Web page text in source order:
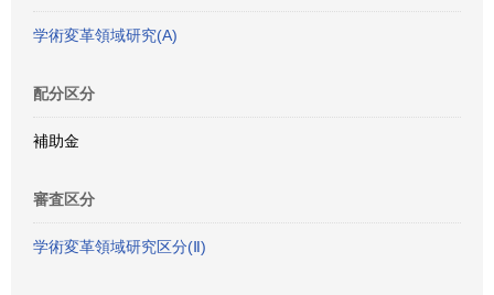
学術変革領域研究(A)
配分区分
補助金
審査区分
学術変革領域研究区分(Ⅱ)